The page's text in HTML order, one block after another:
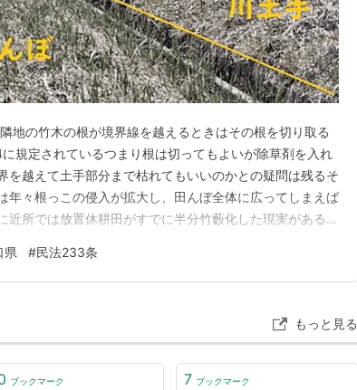
地の竹木の根が境界線を越えるときはその根を切り取る
規定されているつまり根は切ってもよいが除草剤を入れ
を越えて土手部分まで枯れてもいいのかとの疑問は残るそ
年々根っこの侵入が拡大し、田んぼ全体に広ってしまえば
近所では放置休耕田がすでに半分竹藪化した現実がある河
まり、竹の根が枯れることには了解いただいたものと考え
していた除草剤取説の中に、…
県 #民法233条
もっと見る
ブックマーク 7 ブックマーク